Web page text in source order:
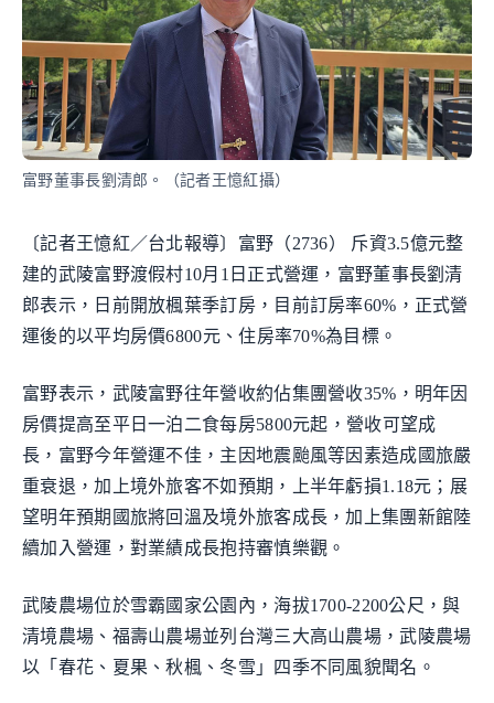
富野董事長劉清郎。（記者王憶紅攝）
〔記者王憶紅／台北報導〕富野（2736） 斥資3.5億元整
建的武陵富野渡假村10月1日正式營運，富野董事長劉清
郎表示，日前開放楓葉季訂房，目前訂房率60%，正式營
運後的以平均房價6800元、住房率70%為目標。
富野表示，武陵富野往年營收約佔集團營收35%，明年因
房價提高至平日一泊二食每房5800元起，營收可望成
長，富野今年營運不佳，主因地震颱風等因素造成國旅嚴
重衰退，加上境外旅客不如預期，上半年虧損1.18元；展
望明年預期國旅將回溫及境外旅客成長，加上集團新館陸
續加入營運，對業績成長抱持審慎樂觀。
武陵農場位於雪霸國家公園內，海拔1700-2200公尺，與
清境農場、福壽山農場並列台灣三大高山農場，武陵農場
以「春花、夏果、秋楓、冬雪」四季不同風貌聞名。